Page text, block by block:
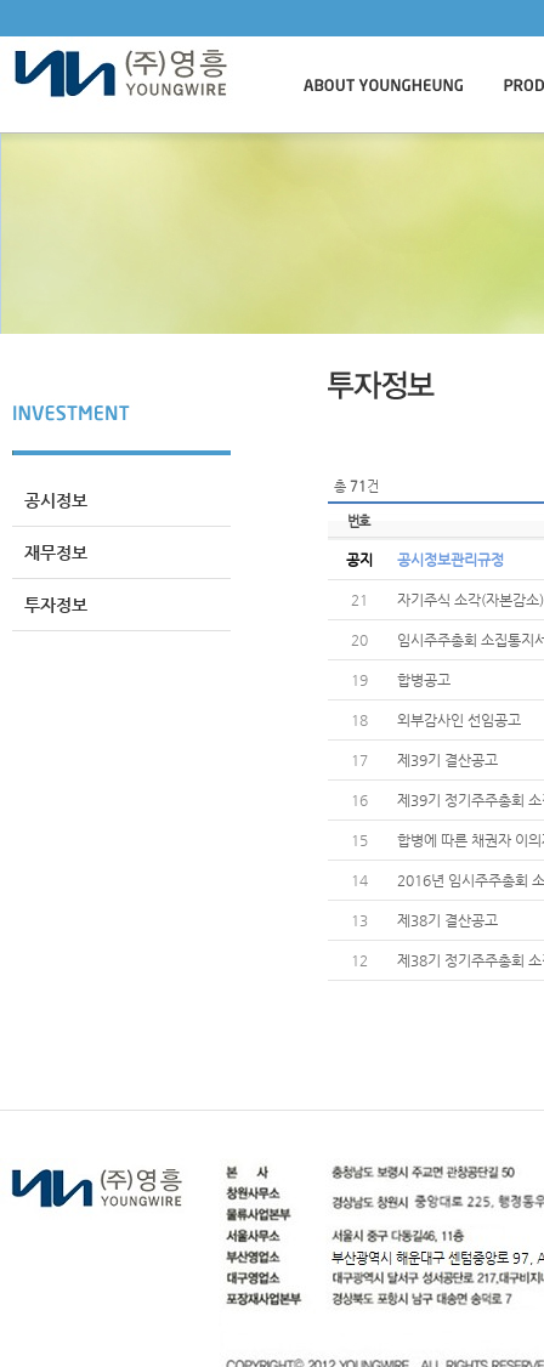
공시정보
재무정보
투자정보
총 71 건
번호
공지 공시정보관리규정
21 자기주식 소각(자본감
20 임시주주총회 소집통지
19 합병공고
18 외부감사인 선임공고
17 제39기 결산공고
16 제39기 정기주주총회
15 합병에 따른 채권자 이
14 2016년 임시주주총회
13 제38기 결산공고
12 제38기 정기주주총회